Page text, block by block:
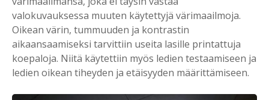
valokuvauksessa muuten käytettyjä värimaailmoja.
Oikean värin, tummuuden ja kontrastin
aikaansaamiseksi tarvittiin useita lasille printattuja
koepaloja. Niitä käytettiin myös ledien testaamiseen ja
ledien oikean tiheyden ja etäisyyden määrittämiseen.